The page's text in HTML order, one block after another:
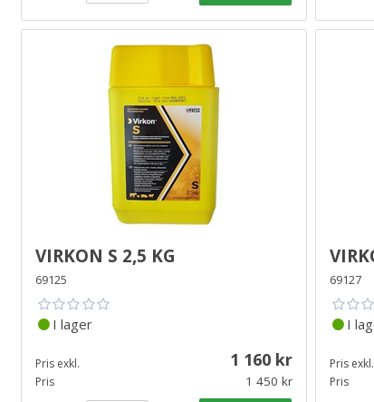
Virkon S 2,5 kg
69125
I lager
Pris exkl. 1 160
Pris 1 450
69127
I
Pris exkl.
Pris